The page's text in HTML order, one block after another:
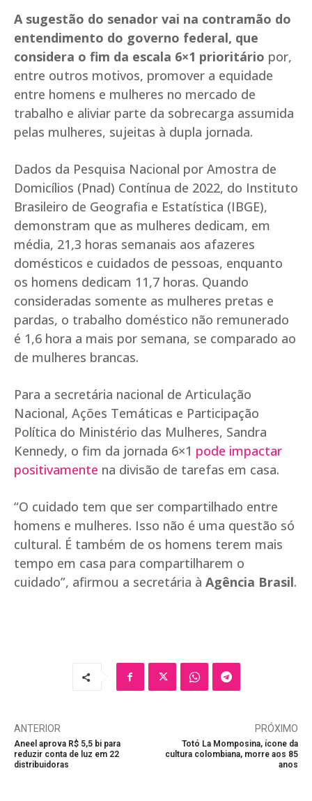
A sugestão do senador vai na contramão do
entendimento do governo federal, que
considera o fim da escala 6×1 prioritário por,
entre outros motivos, promover a equidade
entre homens e mulheres no mercado de
trabalho e aliviar parte da sobrecarga assumida
pelas mulheres, sujeitas à dupla jornada.
Dados da Pesquisa Nacional por Amostra de
Domicílios (Pnad) Contínua de 2022, do Instituto
Brasileiro de Geografia e Estatística (IBGE),
demonstram que as mulheres dedicam, em
média, 21,3 horas semanais aos afazeres
domésticos e cuidados de pessoas, enquanto
os homens dedicam 11,7 horas. Quando
consideradas somente as mulheres pretas e
pardas, o trabalho doméstico não remunerado
é 1,6 hora a mais por semana, se comparado ao
de mulheres brancas.
Para a secretária nacional de Articulação
Nacional, Ações Temáticas e Participação
Política do Ministério das Mulheres, Sandra
Kennedy, o fim da jornada 6×1 pode impactar
positivamente na divisão de tarefas em casa.
“O cuidado tem que ser compartilhado entre
homens e mulheres. Isso não é uma questão só
cultural. É também de os homens terem mais
tempo em casa para compartilharem o
cuidado”, afirmou a secretária à Agência Brasil.
ANTERIOR
Aneel aprova R$ 5,5 bi para
reduzir conta de luz em 22
distribuidoras
PRÓXIMO
Totó La Momposina, ícone da
cultura colombiana, morre aos 85
anos